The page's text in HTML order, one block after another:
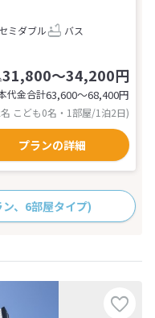
セミダブル
バス
31,800～34,200円
代金合計63,600〜68,400円
こども0名・1部屋/1泊2日)
プランの詳細
、6部屋タイプ)